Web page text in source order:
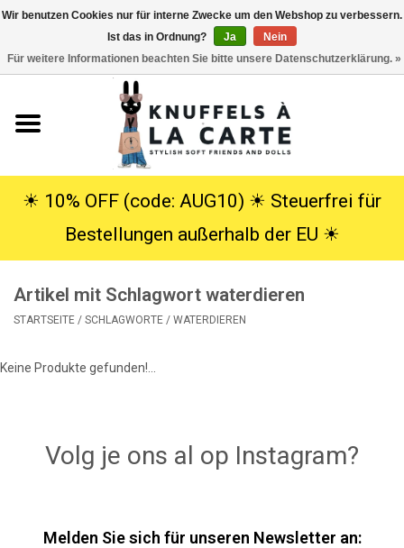
Kuscheltiere
SALE
Lookbooks
☀︎ 10% OFF (code: AUG10) ☀︎ Steuerfrei für
Bestellungen außerhalb der EU ☀︎
Artikel mit Schlagwort waterdieren
STARTSEITE / SCHLAGWORTE / WATERDIEREN
Keine Produkte gefunden!...
Volg je ons al op Instagram?
Melden Sie sich für unseren Newsletter an:
Wir benutzen Cookies nur für interne Zwecke um den Webshop zu verbessern.
Ist das in Ordnung?
Ja
Nein
Für weitere Informationen beachten Sie bitte unsere Datenschutzerklärung. »